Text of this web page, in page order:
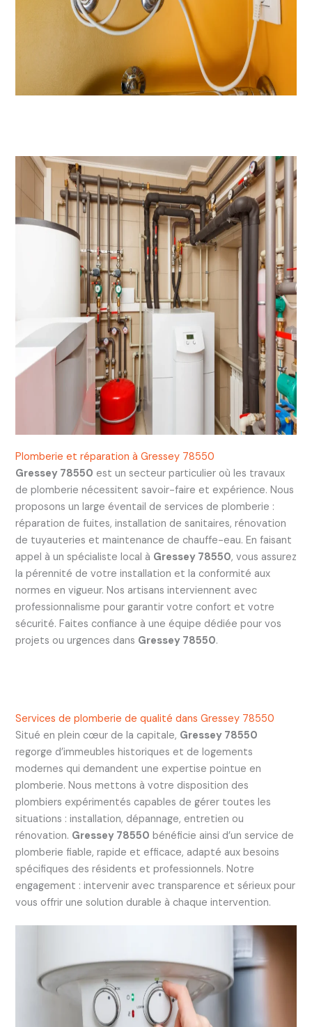
Plomberie et réparation à Gressey 78550
Gressey 78550 est un secteur particulier où les travaux
de plomberie nécessitent savoir-faire et expérience. Nous
proposons un large éventail de services de plomberie :
réparation de fuites, installation de sanitaires, rénovation
de tuyauteries et maintenance de chauffe-eau. En faisant
appel à un spécialiste local à Gressey 78550, vous assurez
la pérennité de votre installation et la conformité aux
normes en vigueur. Nos artisans interviennent avec
professionnalisme pour garantir votre confort et votre
sécurité. Faites confiance à une équipe dédiée pour vos
projets ou urgences dans Gressey 78550.
Services de plomberie de qualité dans Gressey 78550
Situé en plein cœur de la capitale, Gressey 78550
regorge d’immeubles historiques et de logements
modernes qui demandent une expertise pointue en
plomberie. Nous mettons à votre disposition des
plombiers expérimentés capables de gérer toutes les
situations : installation, dépannage, entretien ou
rénovation. Gressey 78550 bénéficie ainsi d’un service de
plomberie fiable, rapide et efficace, adapté aux besoins
spécifiques des résidents et professionnels. Notre
engagement : intervenir avec transparence et sérieux pour
vous offrir une solution durable à chaque intervention.